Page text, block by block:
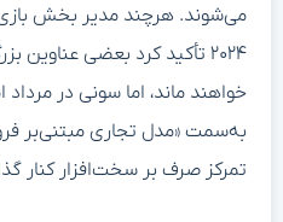
می‌شوند. هرچند مدیر بخش
۲۰۲۴ تأکید کرد بعضی
خواهند ماند، اما سونی در
به‌سمت «مدل تجاری مبتنی‌بر
تمرکز صرف بر سخت‌افزار کنار